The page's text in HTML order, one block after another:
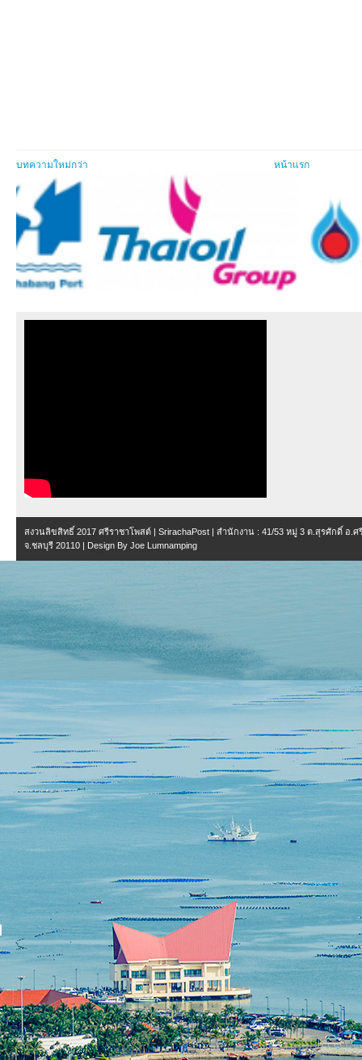
บทความใหม่กว่า หน้าแรก
สงวนลิขสิทธิ์ 2017 ศรีราชาโพสต์ | SrirachaPost | สำนักงาน : 41/53 หมู่ 3 ต.สุรศักดิ์ อ.ศ
จ.ชลบุรี 20110 | Design By Joe Lumnamping